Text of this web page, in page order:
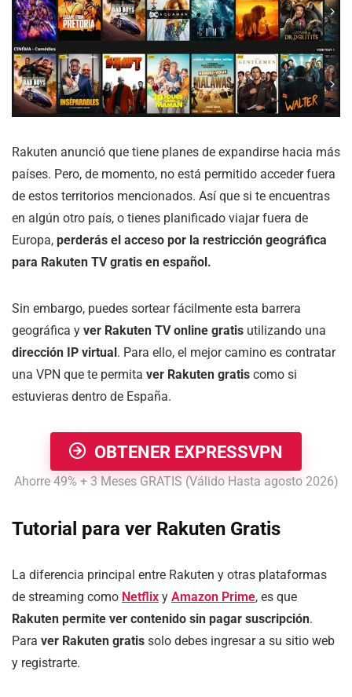
Rakuten anunció que tiene planes de expandirse hacia más
países. Pero, de momento, no está permitido acceder fuera
de estos territorios mencionados. Así que si te encuentras
en algún otro país, o tienes planificado viajar fuera de
Europa, perderás el acceso por la restricción geográfica
para Rakuten TV gratis en español.
Sin embargo, puedes sortear fácilmente esta barrera
geográfica y ver Rakuten TV online gratis utilizando una
dirección IP virtual. Para ello, el mejor camino es contratar
una VPN que te permita ver Rakuten gratis como si
estuvieras dentro de España.
OBTENER EXPRESSVPN
Ahorre 49% + 3 Meses GRATIS (Válido Hasta agosto 2026)
Tutorial para ver Rakuten Gratis
La diferencia principal entre Rakuten y otras plataformas
de streaming como Netflix y Amazon Prime, es que
Rakuten permite ver contenido sin pagar suscripción.
Para ver Rakuten gratis solo debes ingresar a su sitio web
y registrarte.